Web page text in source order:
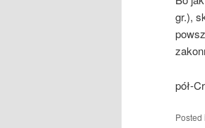
gr.),
pół-
Posted